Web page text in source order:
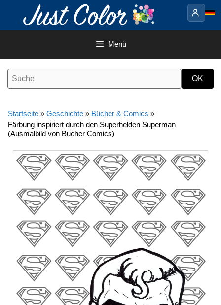
Inhalt
Menü
Startseite » Geschichte » Bücher & Comics »
Färbung inspiriert durch den Superhelden Superman
(Ausmalbild von Bucher Comics)